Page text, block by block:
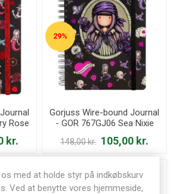
Rose
kr.
29%
Gorjuss Wire-bound Journal
- GOR 767GJ06 Sea Nixie
148,00 kr. 105,00 kr.
UDSALG
med at holde styr på indkøbskurv
Ved at benytte vores hjemmeside,